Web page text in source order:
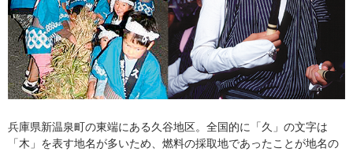
兵庫県新温泉町の東端にある久谷地区。全国的に「久」の文字は
「木」を表す地名が多いため、燃料の採取地であったことが地名の